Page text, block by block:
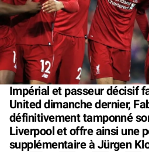
Impérial et passeur décisif
United dimanche dernier,
définitivement tamponné
Liverpool et offre ainsi une
supplémentaire à Jürgen